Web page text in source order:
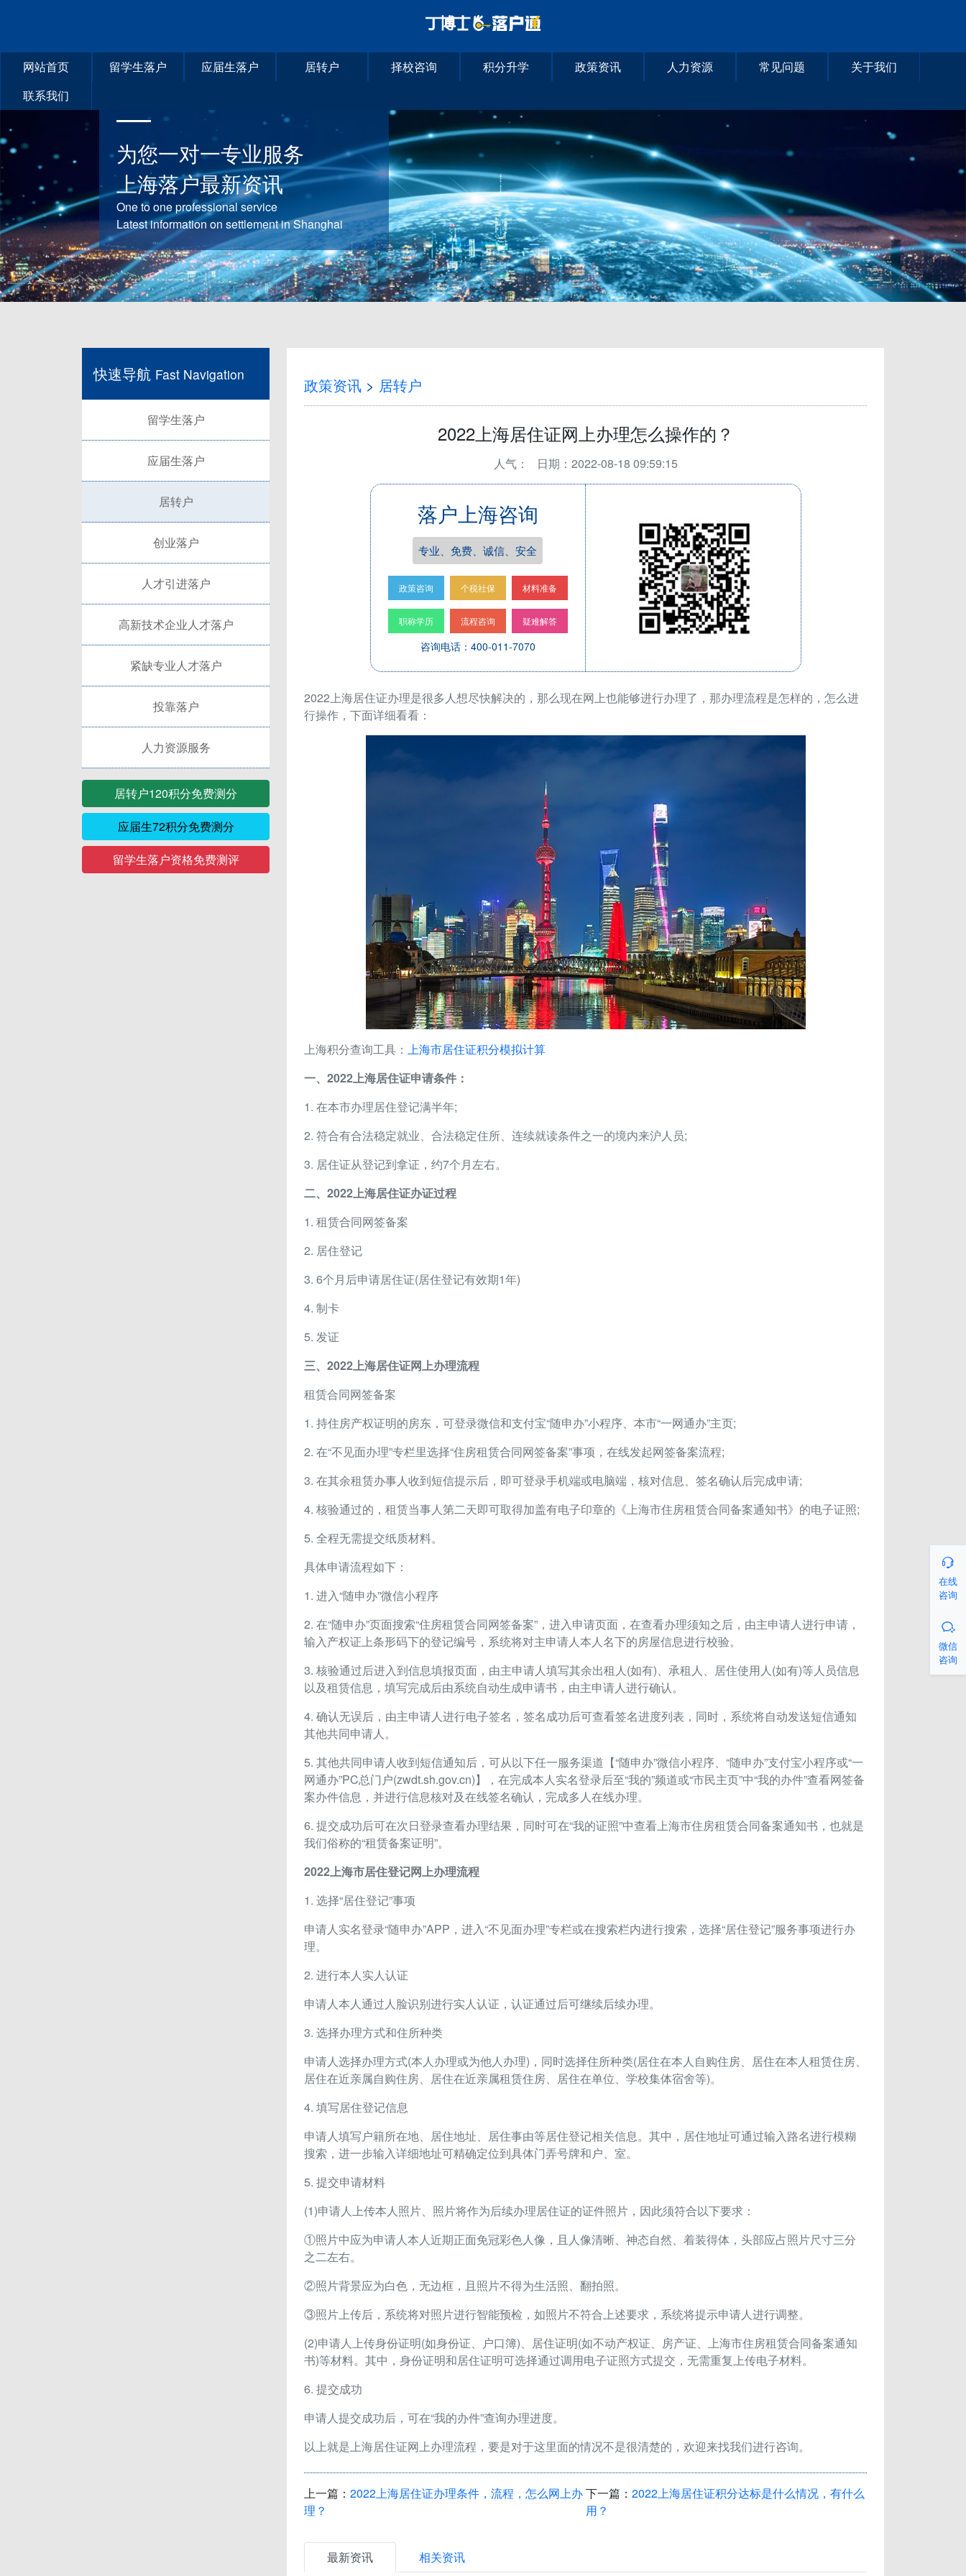
网站首页 留学生落户 应届生落户 居转户 择校咨询 积分升学 政策资讯 人力资源 常见问题
关于我们
联系我们
为您一对一专业服务
上海落户最新资讯
One to one professional service
Latest information on settlement in Shanghai
快速导航 Fast Navigation
留学生落户
应届生落户
居转户
创业落户
人才引进落户
高新技术企业人才落户
紧缺专业人才落户
投靠落户
人力资源服务
居转户120积分免费测分
应届生72积分免费测分
留学生落户资格免费测评
政策资讯 > 居转户
2022上海居住证网上办理怎么操作的？
人气： 日期：2022-08-18 09:59:15
落户上海咨询
专业、免费、诚信、安全
政策咨询 个税社保 材料准备
职称学历 流程咨询 疑难解答
咨询电话：400-011-7070
2022上海居住证办理是很多人想尽快解决的，那么现在网上也能够进行办理了，那办理流程是怎样的，怎么进
行操作，下面详细看看：
上海积分查询工具： 上海市居住证积分模拟计算
一、2022上海居住证申请条件：
1. 在本市办理居住登记满半年;
2. 符合有合法稳定就业、合法稳定住所、连续就读条件之一的境内来沪人员;
3. 居住证从登记到拿证，约7个月左右。
二、2022上海居住证办证过程
1. 租赁合同网签备案
2. 居住登记
3. 6个月后申请居住证(居住登记有效期1年)
4. 制卡
5. 发证
三、2022上海居住证网上办理流程
租赁合同网签备案
1. 持住房产权证明的房东，可登录微信和支付宝“随申办”小程序、本市“一网通办”主页;
2. 在“不见面办理”专栏里选择“住房租赁合同网签备案”事项，在线发起网签备案流程;
3. 在其余租赁办事人收到短信提示后，即可登录手机端或电脑端，核对信息、签名确认后完成申请;
4. 核验通过的，租赁当事人第二天即可取得加盖有电子印章的《上海市住房租赁合同备案通知书》的电子证照;
5. 全程无需提交纸质材料。
具体申请流程如下：
1. 进入“随申办”微信小程序
2. 在“随申办”页面搜索“住房租赁合同网签备案”，进入申请页面，在查看办理须知之后，由主申请人进行申请，
输入产权证上条形码下的登记编号，系统将对主申请人本人名下的房屋信息进行校验。
3. 核验通过后进入到信息填报页面，由主申请人填写其余出租人(如有)、承租人、居住使用人(如有)等人员信息
以及租赁信息，填写完成后由系统自动生成申请书，由主申请人进行确认。
4. 确认无误后，由主申请人进行电子签名，签名成功后可查看签名进度列表，同时，系统将自动发送短信通知
其他共同申请人。
5. 其他共同申请人收到短信通知后，可从以下任一服务渠道【“随申办”微信小程序、“随申办”支付宝小程序或“一
网通办”PC总门户(zwdt.sh.gov.cn)】，在完成本人实名登录后至“我的”频道或“市民主页”中“我的办件”查看网签备
案办件信息，并进行信息核对及在线签名确认，完成多人在线办理。
6. 提交成功后可在次日登录查看办理结果，同时可在“我的证照”中查看上海市住房租赁合同备案通知书，也就是
我们俗称的“租赁备案证明”。
2022上海市居住登记网上办理流程
1. 选择“居住登记”事项
申请人实名登录“随申办”APP，进入“不见面办理”专栏或在搜索栏内进行搜索，选择“居住登记”服务事项进行办
理。
2. 进行本人实人认证
申请人本人通过人脸识别进行实人认证，认证通过后可继续后续办理。
3. 选择办理方式和住所种类
申请人选择办理方式(本人办理或为他人办理)，同时选择住所种类(居住在本人自购住房、居住在本人租赁住房、
居住在近亲属自购住房、居住在近亲属租赁住房、居住在单位、学校集体宿舍等)。
4. 填写居住登记信息
申请人填写户籍所在地、居住地址、居住事由等居住登记相关信息。其中，居住地址可通过输入路名进行模糊
搜索，进一步输入详细地址可精确定位到具体门弄号牌和户、室。
5. 提交申请材料
(1)申请人上传本人照片、照片将作为后续办理居住证的证件照片，因此须符合以下要求：
①照片中应为申请人本人近期正面免冠彩色人像，且人像清晰、神态自然、着装得体，头部应占照片尺寸三分
之二左右。
②照片背景应为白色，无边框，且照片不得为生活照、翻拍照。
③照片上传后，系统将对照片进行智能预检，如照片不符合上述要求，系统将提示申请人进行调整。
(2)申请人上传身份证明(如身份证、户口簿)、居住证明(如不动产权证、房产证、上海市住房租赁合同备案通知
书)等材料。其中，身份证明和居住证明可选择通过调用电子证照方式提交，无需重复上传电子材料。
6. 提交成功
申请人提交成功后，可在“我的办件”查询办理进度。
以上就是上海居住证网上办理流程，要是对于这里面的情况不是很清楚的，欢迎来找我们进行咨询。
上一篇： 2022上海居住证办理条件，流程，怎么网上办
理？
下一篇： 2022上海居住证积分达标是什么情况，有什么
用？
最新资讯 相关资讯

在线
咨询

微信
咨询